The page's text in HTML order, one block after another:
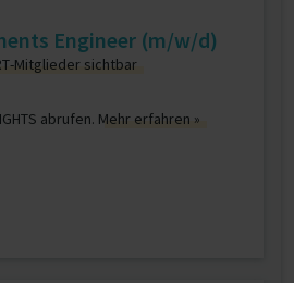
Engineer (m/w/d)
Mitglieder sichtbar
abrufen. Mehr erfahren »